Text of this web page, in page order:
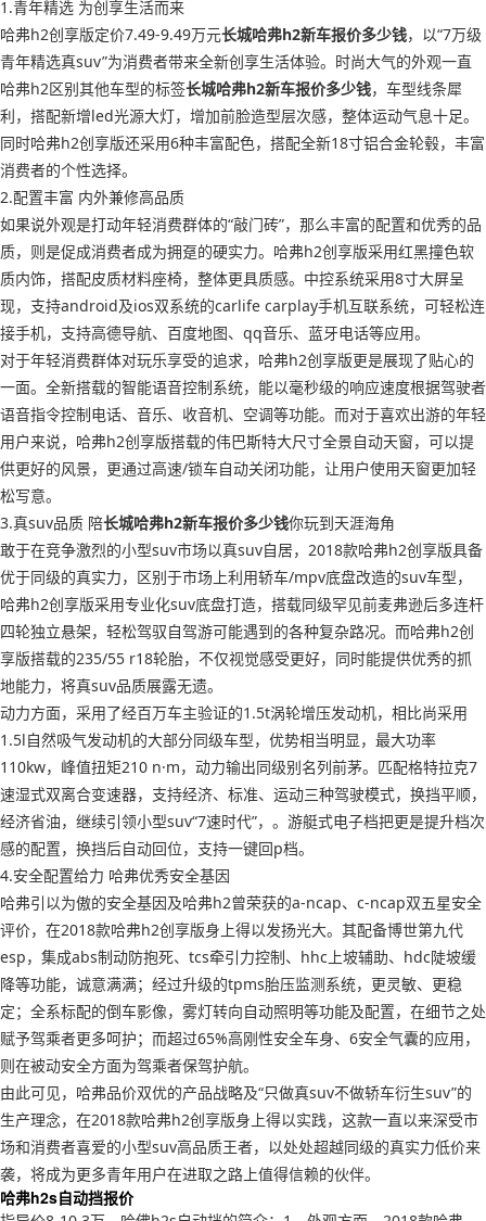
1.青年精选 为创享生活而来
哈弗h2创享版定价7.49-9.49万元长城哈弗h2新车报价多少钱，以“7万级
青年精选真suv”为消费者带来全新创享生活体验。时尚大气的外观一直
哈弗h2区别其他车型的标签长城哈弗h2新车报价多少钱，车型线条犀
利，搭配新增led光源大灯，增加前脸造型层次感，整体运动气息十足。
同时哈弗h2创享版还采用6种丰富配色，搭配全新18寸铝合金轮毂，丰富
消费者的个性选择。
2.配置丰富 内外兼修高品质
如果说外观是打动年轻消费群体的“敲门砖”，那么丰富的配置和优秀的品
质，则是促成消费者成为拥趸的硬实力。哈弗h2创享版采用红黑撞色软
质内饰，搭配皮质材料座椅，整体更具质感。中控系统采用8寸大屏呈
现，支持android及ios双系统的carlife carplay手机互联系统，可轻松连
接手机，支持高德导航、百度地图、qq音乐、蓝牙电话等应用。
对于年轻消费群体对玩乐享受的追求，哈弗h2创享版更是展现了贴心的
一面。全新搭载的智能语音控制系统，能以毫秒级的响应速度根据驾驶者
语音指令控制电话、音乐、收音机、空调等功能。而对于喜欢出游的年轻
用户来说，哈弗h2创享版搭载的伟巴斯特大尺寸全景自动天窗，可以提
供更好的风景，更通过高速/锁车自动关闭功能，让用户使用天窗更加轻
松写意。
3.真suv品质 陪长城哈弗h2新车报价多少钱你玩到天涯海角
敢于在竞争激烈的小型suv市场以真suv自居，2018款哈弗h2创享版具备
优于同级的真实力，区别于市场上利用轿车/mpv底盘改造的suv车型，
哈弗h2创享版采用专业化suv底盘打造，搭载同级罕见前麦弗逊后多连杆
四轮独立悬架，轻松驾驭自驾游可能遇到的各种复杂路况。而哈弗h2创
享版搭载的235/55 r18轮胎，不仅视觉感受更好，同时能提供优秀的抓
地能力，将真suv品质展露无遗。
动力方面，采用了经百万车主验证的1.5t涡轮增压发动机，相比尚采用
1.5l自然吸气发动机的大部分同级车型，优势相当明显，最大功率
110kw，峰值扭矩210 n·m，动力输出同级别名列前茅。匹配格特拉克7
速湿式双离合变速器，支持经济、标准、运动三种驾驶模式，换挡平顺，
经济省油，继续引领小型suv“7速时代”，。游艇式电子档把更是提升档次
感的配置，换挡后自动回位，支持一键回p档。
4.安全配置给力 哈弗优秀安全基因
哈弗引以为傲的安全基因及哈弗h2曾荣获的a-ncap、c-ncap双五星安全
评价，在2018款哈弗h2创享版身上得以发扬光大。其配备博世第九代
esp，集成abs制动防抱死、tcs牵引力控制、hhc上坡辅助、hdc陡坡缓
降等功能，诚意满满；经过升级的tpms胎压监测系统，更灵敏、更稳
定；全系标配的倒车影像，雾灯转向自动照明等功能及配置，在细节之处
赋予驾乘者更多呵护；而超过65%高刚性安全车身、6安全气囊的应用，
则在被动安全方面为驾乘者保驾护航。
由此可见，哈弗品价双优的产品战略及“只做真suv不做轿车衍生suv”的
生产理念，在2018款哈弗h2创享版身上得以实践，这款一直以来深受市
场和消费者喜爱的小型suv高品质王者，以处处超越同级的真实力低价来
袭，将成为更多青年用户在进取之路上值得信赖的伙伴。
哈弗h2s自动挡报价